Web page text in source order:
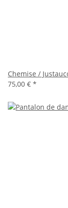
Chemise /
75,00 € *